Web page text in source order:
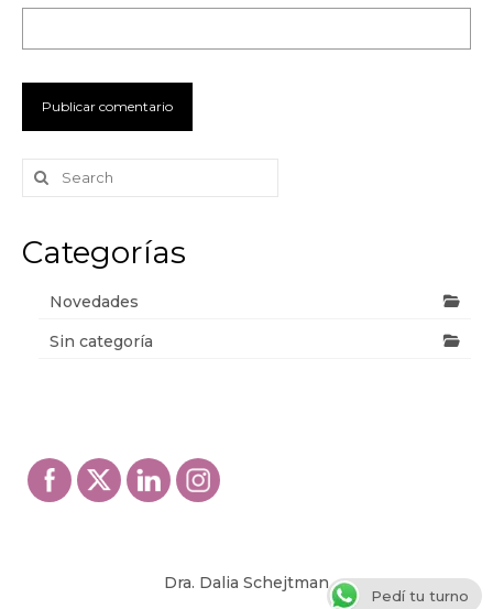
Search
for:
Categorías
Novedades
Sin categoría
Dra. Dalia Schejtman
Pedí tu turno